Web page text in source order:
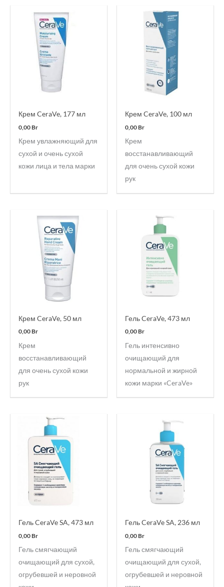
Крем CeraVe, 177 мл
0,00Br
Крем увлажняющий для
сухой и очень сухой
кожи лица и тела марки
Крем CeraVe, 100 мл
0,00Br
Крем
восстанавливающий
для очень сухой кожи
рук
Крем CeraVe, 50 мл
0,00Br
Крем
восстанавливающий
для очень сухой кожи
рук
Гель CeraVe, 473 мл
0,00Br
Гель интенсивно
очищающий для
нормальной и жирной
кожи марки «CeraVe»
Гель CeraVe SA, 473 мл
0,00Br
Гель смягчающий
очищающий для сухой,
огрубевшей и неровной
Гель CeraVe SA, 236 мл
0,00Br
Гель смягчающий
очищающий для сухой,
огрубевшей и неровной